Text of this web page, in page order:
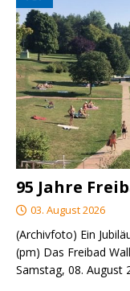
95 Jahre
03. August 2026
(Archivfoto) Ein
(pm) Das Freibad
Samstag, 08. August